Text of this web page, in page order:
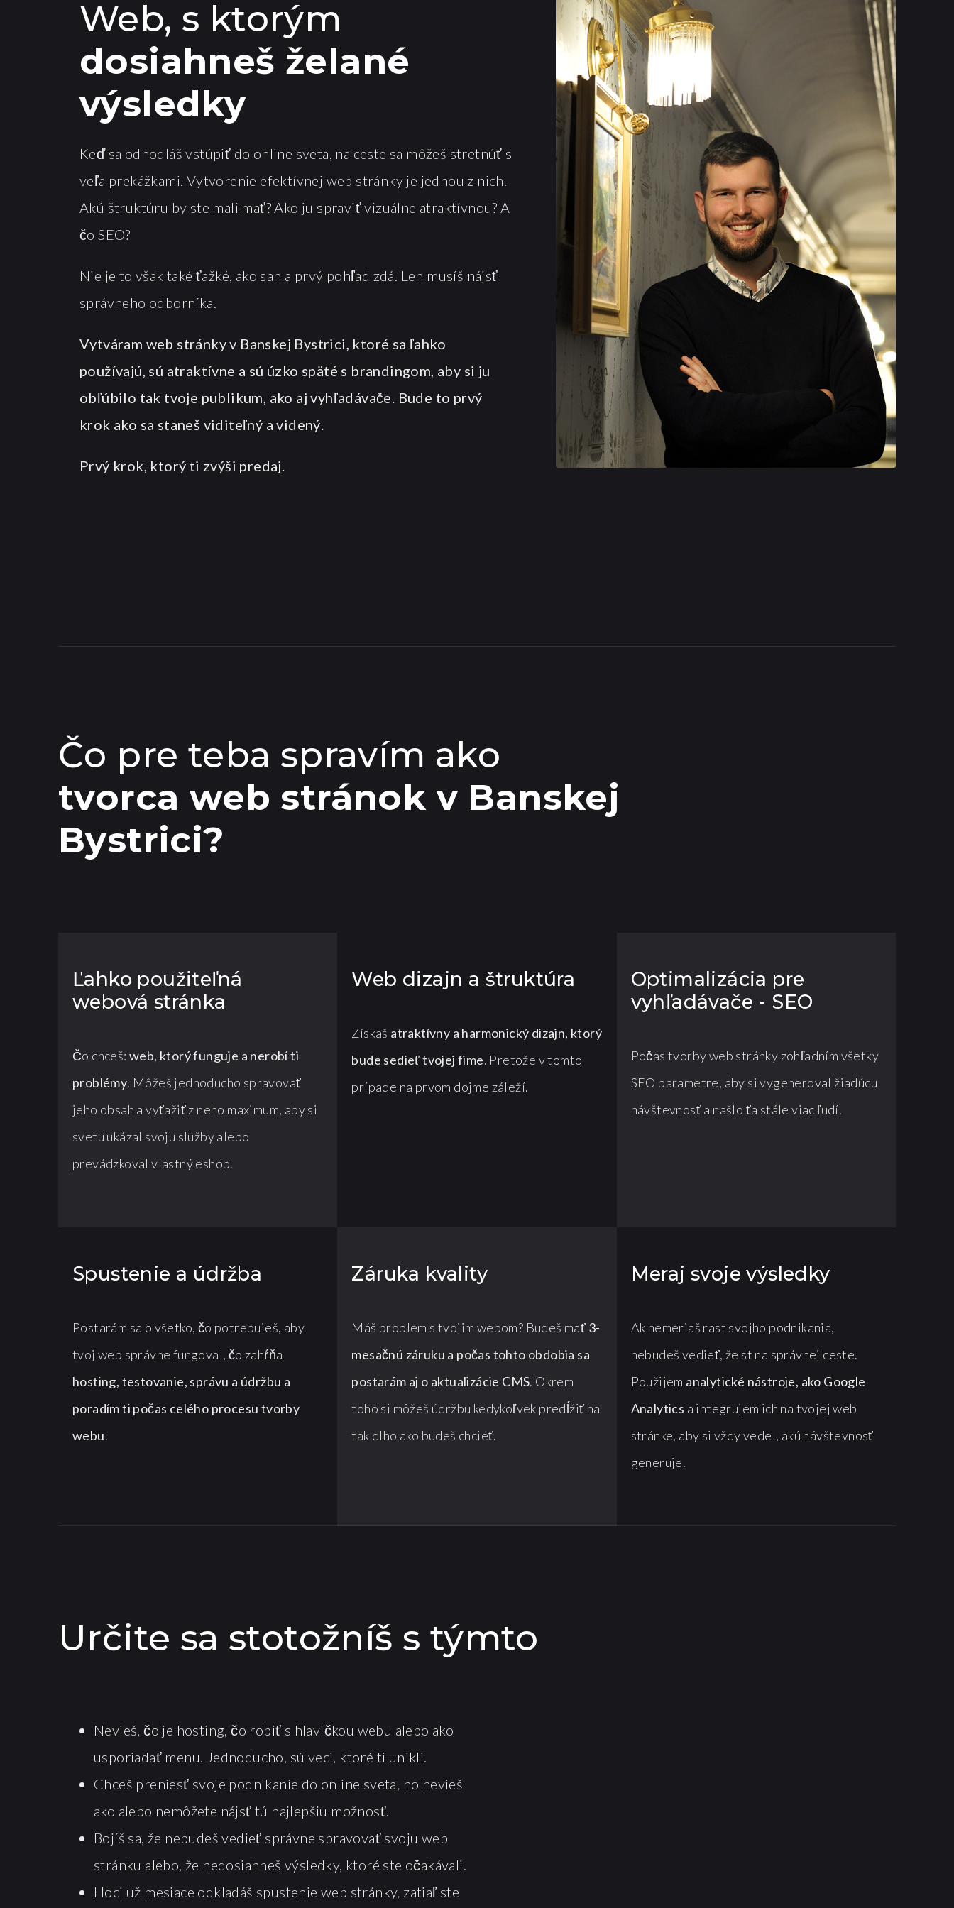
Web, s ktorým
dosiahneš želané
výsledky
Keď sa odhodláš vstúpiť do online sveta, na ceste sa môžeš stretnúť s
veľa prekážkami. Vytvorenie efektívnej web stránky je jednou z nich.
Akú štruktúru by ste mali mať? Ako ju spraviť vizuálne atraktívnou? A
čo SEO?
Nie je to však také ťažké, ako san a prvý pohľad zdá. Len musíš nájsť
správneho odborníka.
Vytváram web stránky v Banskej Bystrici, ktoré sa ľahko
používajú, sú atraktívne a sú úzko späté s brandingom, aby si ju
obľúbilo tak tvoje publikum, ako aj vyhľadávače. Bude to prvý
krok ako sa staneš viditeľný a videný.
Prvý krok, ktorý ti zvýši predaj.
Čo pre teba spravím ako
tvorca web stránok v Banskej
Bystrici?
Ľahko použiteľná
webová stránka
Čo chceš:web, ktorý funguje a nerobí ti
problémy. Môžeš jednoducho spravovať
jeho obsah a vyťažiť z neho maximum, aby si
svetu ukázal svoju služby alebo
prevádzkoval vlastný eshop.
Web dizajn a štruktúra
Získaš atraktívny a harmonický dizajn, ktorý
bude sedieť tvojej fime. Pretože v tomto
prípade na prvom dojme záleží.
Optimalizácia pre
vyhľadávače - SEO
Počas tvorby web stránky zohľadním všetky
SEO parametre, aby si vygeneroval žiadúcu
návštevnosť a našlo ťa stále viac ľudí.
Spustenie a údržba
Postarám sa o všetko, čo potrebuješ, aby
tvoj web správne fungoval, čo zahŕňa
hosting, testovanie, správu a údržbu a
poradím ti počas celého procesu tvorby
webu.
Záruka kvality
Máš problem s tvojim webom? Budeš mať 3-
mesačnú záruku a počas tohto obdobia sa
postarám aj o aktualizácie CMS. Okrem
toho si môžeš údržbu kedykoľvek predĺžiť na
tak dlho ako budeš chcieť.
Meraj svoje výsledky
Ak nemeriaš rast svojho podnikania,
nebudeš vedieť, že st na správnej ceste.
Použijem analytické nástroje, ako Google
Analytics a integrujem ich na tvojej web
stránke, aby si vždy vedel, akú návštevnosť
generuje.
Určite sa stotožníš s týmto
Nevieš, čo je hosting, čo robiť s hlavičkou webu alebo ako
usporiadať menu. Jednoducho, sú veci, ktoré ti unikli.
Chceš preniesť svoje podnikanie do online sveta, no nevieš
ako alebo nemôžete nájsť tú najlepšiu možnosť.
Bojíš sa, že nebudeš vedieť správne spravovať svoju web
stránku alebo, že nedosiahneš výsledky, ktoré ste očakávali.
Hoci už mesiace odkladáš spustenie web stránky, zatiaľ ste